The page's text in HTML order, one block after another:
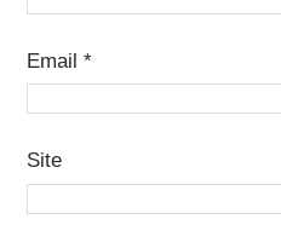
Email *
Site